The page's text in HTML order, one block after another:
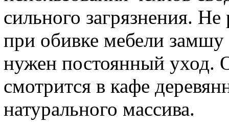
сильного загрязнения. Не
при обивке мебели замшу
нужен постоянный уход.
смотрится в кафе
натурального массива.